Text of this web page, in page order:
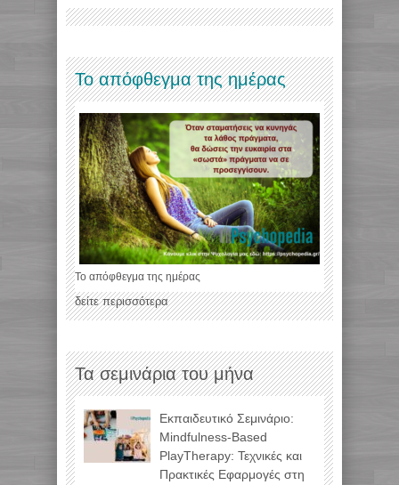
Το απόφθεγμα της ημέρας
Το απόφθεγμα της ημέρας
δείτε περισσότερα
Τα σεμινάρια του μήνα
Εκπαιδευτικό Σεμινάριο:
Mindfulness-Based
PlayTherapy: Τεχνικές και
Πρακτικές Εφαρμογές στη